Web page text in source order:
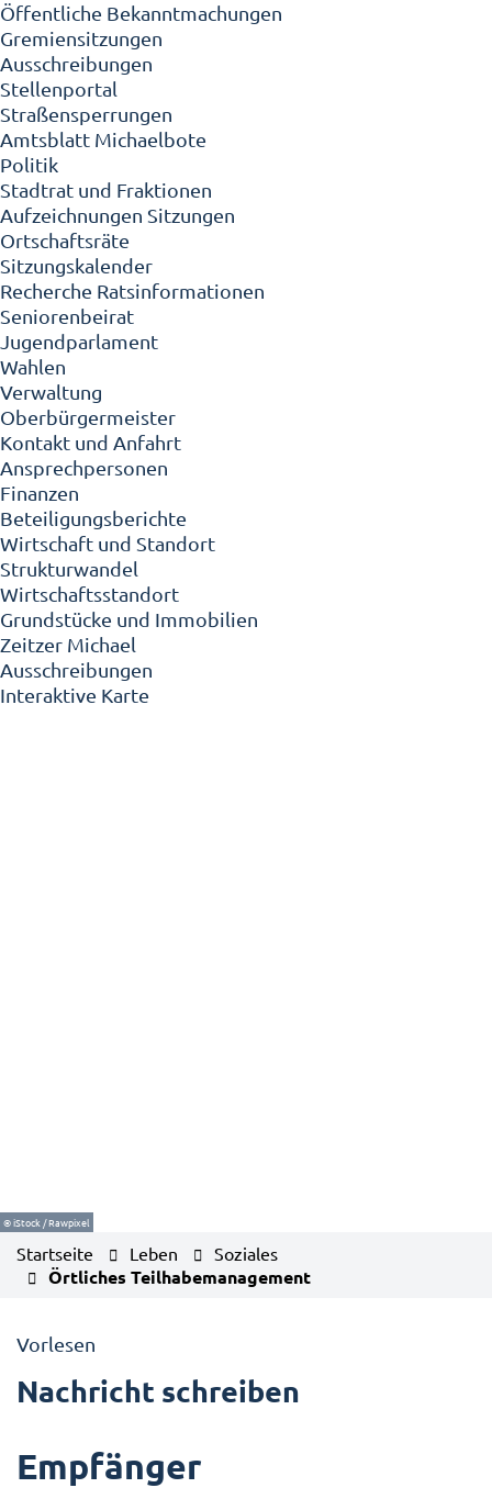
Öffentliche Bekanntmachungen
Gremiensitzungen
Ausschreibungen
Stellenportal
Straßensperrungen
Amtsblatt Michaelbote
Politik
Stadtrat und Fraktionen
Aufzeichnungen Sitzungen
Ortschaftsräte
Sitzungskalender
Recherche Ratsinformationen
Seniorenbeirat
Jugendparlament
Wahlen
Verwaltung
Oberbürgermeister
Kontakt und Anfahrt
Ansprechpersonen
Finanzen
Beteiligungsberichte
Wirtschaft und Standort
Strukturwandel
Wirtschaftsstandort
Grundstücke und Immobilien
Zeitzer Michael
Ausschreibungen
Interaktive Karte
© iStock / Rawpixel
Startseite Leben Soziales
Örtliches Teilhabemanagement
Vorlesen
Nachricht schreiben
Empfänger